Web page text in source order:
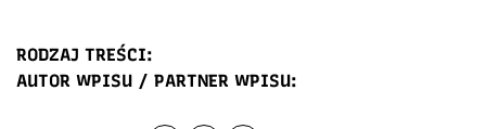
RODZAJ TREŚCI:
AUTOR WPISU / PARTNER WPISU: